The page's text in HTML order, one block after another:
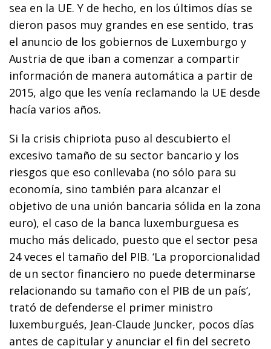
sea en la UE. Y de hecho, en los últimos días se
dieron pasos muy grandes en ese sentido, tras
el anuncio de los gobiernos de Luxemburgo y
Austria de que iban a comenzar a compartir
información de manera automática a partir de
2015, algo que les venía reclamando la UE desde
hacía varios años.
Si la crisis chipriota puso al descubierto el
excesivo tamaño de su sector bancario y los
riesgos que eso conllevaba (no sólo para su
economía, sino también para alcanzar el
objetivo de una unión bancaria sólida en la zona
euro), el caso de la banca luxemburguesa es
mucho más delicado, puesto que el sector pesa
24 veces el tamaño del PIB. ‘La proporcionalidad
de un sector financiero no puede determinarse
relacionando su tamaño con el PIB de un país‘,
trató de defenderse el primer ministro
luxemburgués, Jean-Claude Juncker, pocos días
antes de capitular y anunciar el fin del secreto